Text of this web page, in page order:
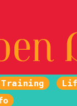
Training